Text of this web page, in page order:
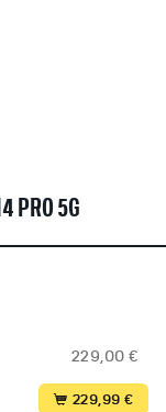
PRO 5G
229,00 €
229,99 €